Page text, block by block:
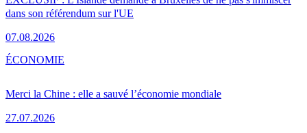
dans son référendum sur l'UE
07.08.2026
Merci la Chine : elle a sauvé l’économie mondiale
27.07.2026
ÉCONOMIE